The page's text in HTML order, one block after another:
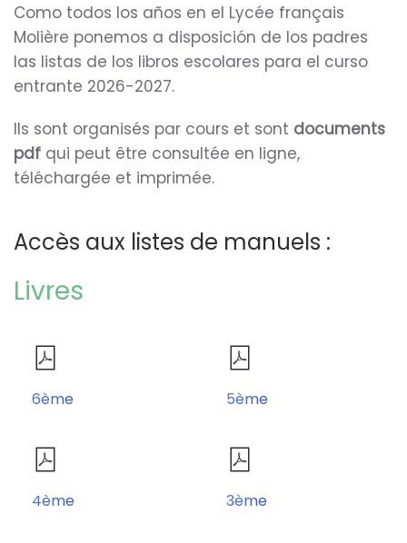
Como todos los años en el Lycée français
Molière ponemos a disposición de los padres
las listas de los libros escolares para el curso
entrante 2026-2027.
Ils sont organisés par cours et sont documents
pdf qui peut être consultée en ligne,
téléchargée et imprimée.
Accès aux listes de manuels :
Livres
6ème 5ème
4ème 3ème